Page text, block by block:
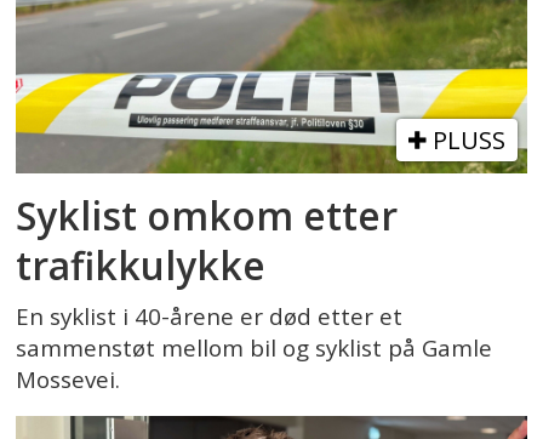
PLUSS
Syklist omkom etter
trafikkulykke
En syklist i 40-årene er død etter et
sammenstøt mellom bil og syklist på Gamle
Mossevei.